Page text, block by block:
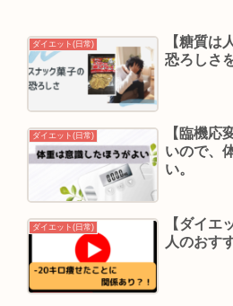
ダイエット(日常)
【糖質は
恐ろしさ
ダイエット(日常)
【臨機応
いので、
い。
ダイエット(日常)
【ダイエ
人のおす